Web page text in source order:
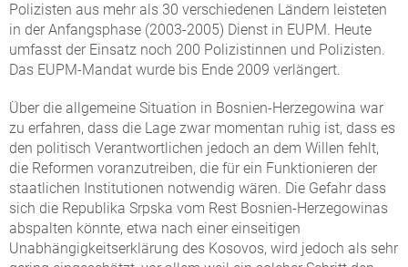
Polizisten aus mehr als 30 verschiedenen Ländern leisteten
in der Anfangsphase (2003-2005) Dienst in EUPM. Heute
umfasst der Einsatz noch 200 Polizistinnen und Polizisten.
Das EUPM-Mandat wurde bis Ende 2009 verlängert.
Über die allgemeine Situation in Bosnien-Herzegowina war
zu erfahren, dass die Lage zwar momentan ruhig ist, dass es
den politisch Verantwortlichen jedoch an dem Willen fehlt,
die Reformen voranzutreiben, die für ein Funktionieren der
staatlichen Institutionen notwendig wären. Die Gefahr dass
sich die Republika Srpska vom Rest Bosnien-Herzegowinas
abspalten könnte, etwa nach einer einseitigen
Unabhängigkeitserklärung des Kosovos, wird jedoch als sehr